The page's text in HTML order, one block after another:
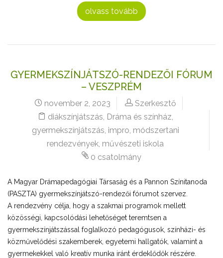
olvass tovább
GYERMEKSZÍNJÁTSZÓ-RENDEZŐI FÓRUM
– VESZPRÉM
november 2, 2023
Szerkesztő
diákszínjátszás Dráma és színház
gyermekszínjátszás impro módszertani
rendezvények művészeti iskola
0 csatolmány
A Magyar Drámapedagógiai Társaság és a Pannon Színitanoda
(PASZTA) gyermekszínjátszó-rendezői fórumot szervez.
A rendezvény célja, hogy a szakmai programok mellett
közösségi, kapcsolódási lehetőséget teremtsen a
gyermekszínjátszással foglalkozó pedagógusok, színházi- és
közművelődési szakemberek, egyetemi hallgatók, valamint a
gyermekekkel való kreatív munka iránt érdeklődők részére.